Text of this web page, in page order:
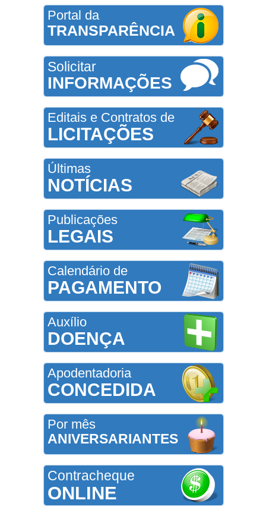
Portal da
TRANSPARÊNCIA
Solicitar
INFORMAÇÕES
Editais e Contratos de
LICITAÇÕES
Últimas
NOTÍCIAS
Publicações
LEGAIS
Calendário de
PAGAMENTO
Auxílio
DOENÇA
Apodentadoria
CONCEDIDA
Por mês
ANIVERSARIANTES
Contracheque
ONLINE